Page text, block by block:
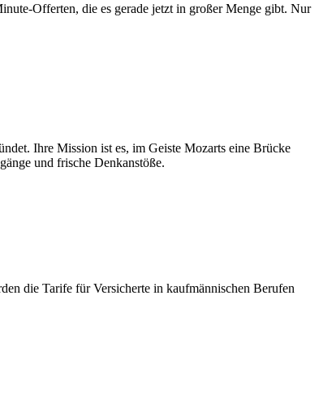
Offerten, die es gerade jetzt in großer Menge gibt. Nur
Ihre Mission ist es, im Geiste Mozarts eine Brücke
und frische Denkanstöße.
die Tarife für Versicherte in kaufmännischen Berufen